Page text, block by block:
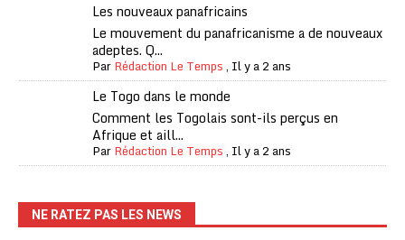
Les nouveaux panafricains
Le mouvement du panafricanisme a de nouveaux
adeptes. Q...
ParRédaction Le Temps, Il y a 2 ans
Le Togo dans le monde
Comment les Togolais sont-ils perçus en
Afrique et aill...
ParRédaction Le Temps, Il y a 2 ans
NE RATEZ PAS LES NEWS